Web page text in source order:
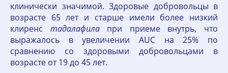
клинически значимой. Здоровые добровольцы в
возрасте 65 лет и старше имели более низкий
клиренс тадалафилапри приеме внутрь, что
выражалось в увеличении AUC на 25% по
сравнению со здоровыми добровольцами в
возрасте от 19 до 45 лет.